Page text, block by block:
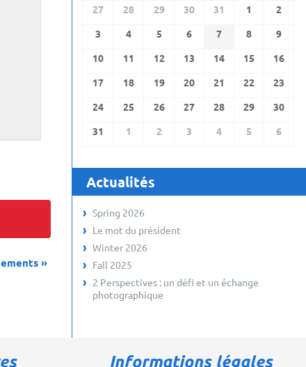
»
27
28 29 30 31 1
2
3
4 5 6 7 8
9
10
11 12 13 14 15
16
17
18 19 20 21 22
23
24
25 26 27 28 29
30
31
1 2 3 4 5 6
Actualités
Spring 2026
Le mot du président
Winter 2026
Fall 2025
2 Perspectives : un défi et un échange
photographique
Informations légales